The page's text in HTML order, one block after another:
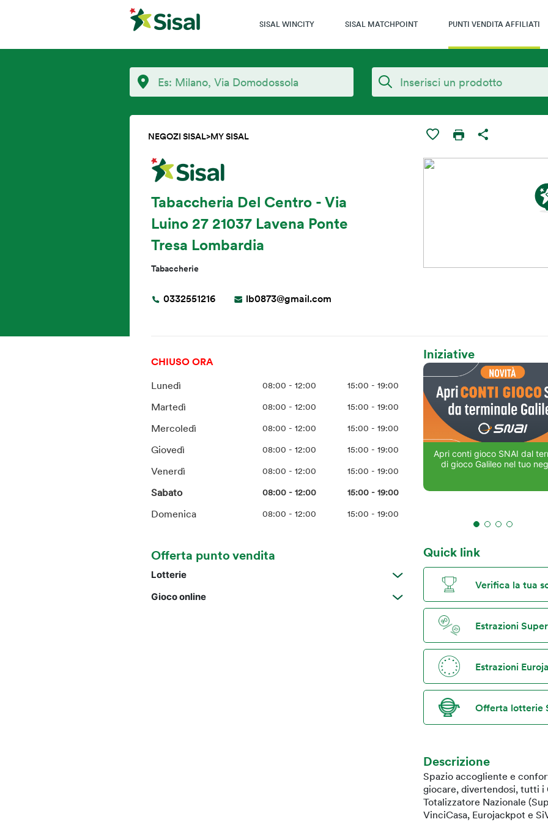
SISAL WINCITY SISAL MATCHPOINT PUNTI VENDITA AFFILIATI
NEGOZI SISAL>MY SISAL
Tabaccheria Del Centro - Via
Luino 27 21037 Lavena Ponte
Tresa Lombardia
Tabaccherie
0332551216 lb0873@gmail.com
CHIUSO ORA
Lunedì
08:00 - 12:00 15:00 - 19:00
Martedì 08:00 - 12:00 15:00 - 19:00
Mercoledì 08:00 - 12:00 15:00 - 19:00
Giovedì 08:00 - 12:00 15:00 - 19:00
Venerdì 08:00 - 12:00 15:00 - 19:00
Sabato 08:00 - 12:00 15:00 - 19:00
Domenica 08:00 - 12:00 15:00 - 19:00
Offerta punto vendita
Lotterie
Gioco online
Quick link
Verifica la tua
Estrazioni
Estrazioni
Offerta lotterie
Iniziative
Apri conti gioco SNAI dal
di gioco Galileo nel tuo
Descrizione
Spazio accogliente e
giocare, divertendosi, tutti i
Totalizzatore Nazionale
VinciCasa, Eurojackpot e